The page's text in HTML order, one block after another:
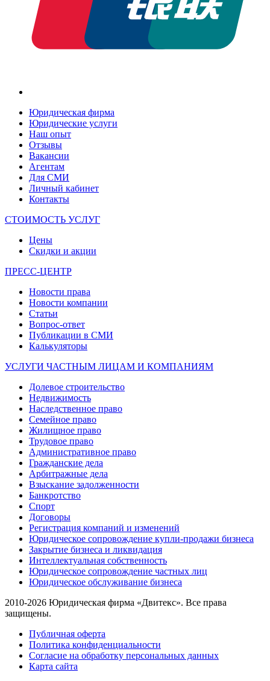
Юридическая фирма
Юридические услуги
Наш опыт
Отзывы
Вакансии
Агентам
Для СМИ
Личный кабинет
Контакты
СТОИМОСТЬ УСЛУГ
Цены
Скидки и акции
ПРЕСС-ЦЕНТР
Новости права
Новости компании
Статьи
Вопрос-ответ
Публикации в СМИ
Калькуляторы
УСЛУГИ ЧАСТНЫМ ЛИЦАМ И КОМПАНИЯМ
Долевое строительство
Недвижимость
Наследственное право
Семейное право
Жилищное право
Трудовое право
Административное право
Гражданские дела
Арбитражные дела
Взыскание задолженности
Банкротство
Спорт
Договоры
Регистрация компаний и изменений
Юридическое сопровождение купли-продажи бизнеса
Закрытие бизнеса и ликвидация
Интеллектуальная собственность
Юридическое сопровождение частных лиц
Юридическое обслуживание бизнеса
2010-2026 Юридическая фирма «Двитекс». Все права
защищены.
Публичная оферта
Политика конфиденциальности
Согласие на обработку персональных данных
Карта сайта